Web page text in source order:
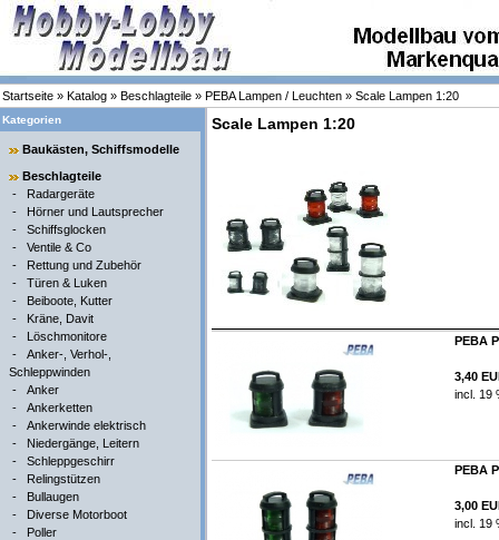
Startseite » Katalog » Beschlagteile » PEBA Lampen / Leuchten » Scale Lampen 1:20
Kategorien
Baukästen, Schiffsmodelle
Beschlagteile
- Radargeräte
- Hörner und Lautsprecher
- Schiffsglocken
- Ventile & Co
- Rettung und Zubehör
- Türen & Luken
- Beiboote, Kutter
- Kräne, Davit
- Löschmonitore
- Anker-, Verhol-,
Schleppwinden
- Anker
- Ankerketten
- Ankerwinde elektrisch
- Niedergänge, Leitern
- Schleppgeschirr
- Relingstützen
- Bullaugen
- Diverse Motorboot
- Poller
Scale Lampen 1:20
PEBA
3,40
incl. 19
PEBA
3,00
incl. 19